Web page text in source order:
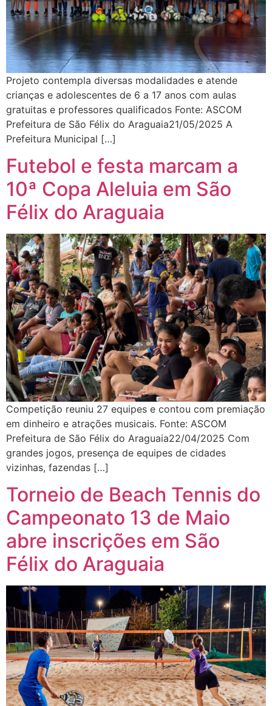
Projeto contempla diversas modalidades e atende
crianças e adolescentes de 6 a 17 anos com aulas
gratuitas e professores qualificados Fonte: ASCOM
Prefeitura de São Félix do Araguaia21/05/2025 A
Prefeitura Municipal […]
Futebol e festa marcam a
10ª Copa Aleluia em São
Félix do Araguaia
Competição reuniu 27 equipes e contou com premiação
em dinheiro e atrações musicais. Fonte: ASCOM
Prefeitura de São Félix do Araguaia22/04/2025 Com
grandes jogos, presença de equipes de cidades
vizinhas, fazendas […]
Torneio de Beach Tennis do
Campeonato 13 de Maio
abre inscrições em São
Félix do Araguaia